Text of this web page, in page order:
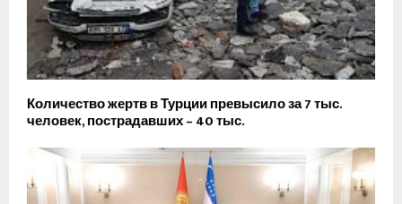
Количество жертв в Турции превысило за 7 тыс.
человек, пострадавших – 40 тыс.